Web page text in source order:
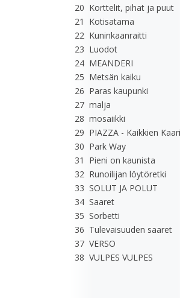
20 Korttelit, pihat ja puut
21 Kotisatama
22 Kuninkaanraitti
23 Luodot
24 MEANDERI
25 Metsän kaiku
26 Paras kaupunki
27 malja
28 mosaiikki
29 PIAZZA - Kaikkien
30 Park Way
31 Pieni on kaunista
32 Runoilijan löytöretki
33 SOLUT JA POLUT
34 Saaret
35 Sorbetti
36 Tulevaisuuden saaret
37 VERSO
38 VULPES VULPES